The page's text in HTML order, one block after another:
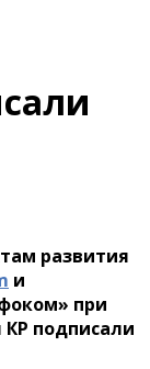
развития
и
при
подписали